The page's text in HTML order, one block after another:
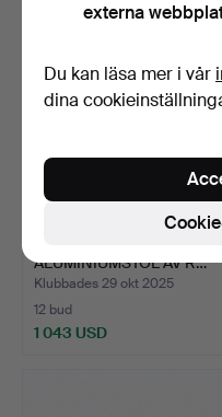
ALUMINIUMSTOL AV R…
Klubbades 29 okt 2025
12 bud
1 043 USD
externa
Du kan läsa mer i vår
dina